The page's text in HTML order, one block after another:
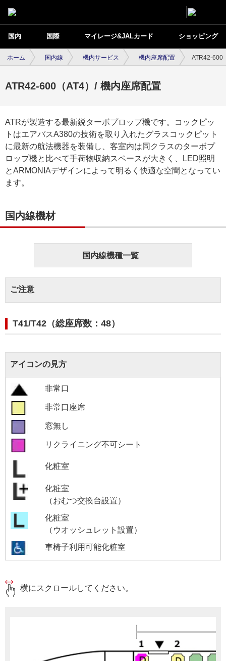
国内 国際 マイレージ&JALカード ショッピング
ホーム 国内線 機内サービス 機内座席配置 ATR42-600
ATR42-600（AT4）/ 機内座席配置
ATRが製造する最新鋭ターボプロップ機です。コックピッ
トはエアバスA380の技術を取り入れたグラスコックピット
に最新の航法機器を装備し、客室内は同クラスのターボプ
ロップ機と比べて手荷物収納スペースが大きく、LED照明
とARMONIAデザインによって明るく快適な空間となってい
ます。
国内線機材
国内線機種一覧
ご注意
T41/T42（総座席数：48）
アイコンの見方
非常口
非常口座席
窓無し
リクライニング不可シート
化粧室
化粧室
（おむつ交換台設置）
化粧室
（ウオッシュレット設置）
車椅子利用可能化粧室
横にスクロールしてください。